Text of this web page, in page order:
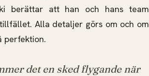
berättar att han och hans team
Alla detaljer görs om och om
perfektion.
det en sked flygande när